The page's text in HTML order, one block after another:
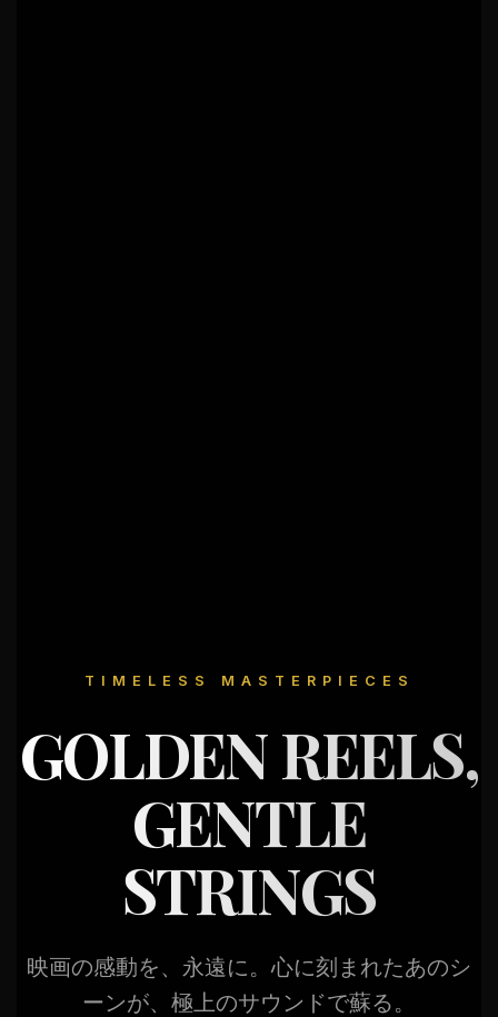
TIMELESS MASTERPIECES
GOLDEN REELS,
GENTLE
STRINGS
映画の感動を、永遠に。心に刻まれたあのシ
ーンが、極上のサウンドで蘇る。